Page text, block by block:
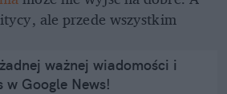
ale przede wszystkim
ważnej wiadomości i
w Google News!